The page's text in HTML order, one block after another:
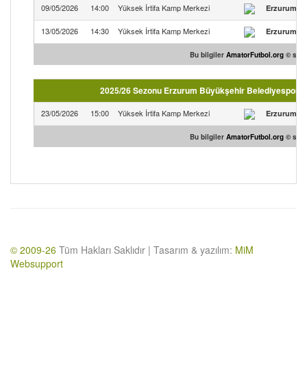
09/05/2026 14:00 Yüksek İrtifa Kamp Merkezi Erzurum
13/05/2026 14:30 Yüksek İrtifa Kamp Merkezi Erzurum
Bu bilgiler AmatorFutbol.org ©
2025/26 Sezonu Erzurum Büyükşehir Belediyespor
23/05/2026 15:00 Yüksek İrtifa Kamp Merkezi Erzurum
Bu bilgiler AmatorFutbol.org ©
© 2009-26 Tüm Hakları Saklıdır | Tasarım & yazılım: MiM
Websupport